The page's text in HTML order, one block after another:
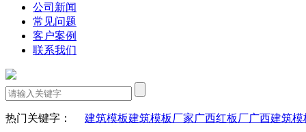
公司新闻
常见问题
客户案例
联系我们
热门关键字： 建筑模板建筑模板厂家广西红板厂广西建筑模